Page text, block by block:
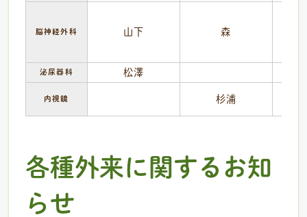
脳神経外科 山下 森
泌尿器科 松澤
内視鏡 杉浦
各種外来に関するお知
らせ